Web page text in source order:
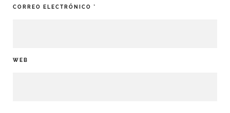
CORREO ELECTRÓNICO *
WEB